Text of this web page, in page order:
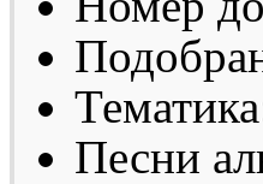
Песни